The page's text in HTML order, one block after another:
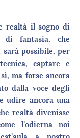
realtà il sogno di
di fantasia, che
possibile, per
captare e
ma forse ancora
dalla voce degli
udire ancora una
realtà divenisse
l’odierna noi